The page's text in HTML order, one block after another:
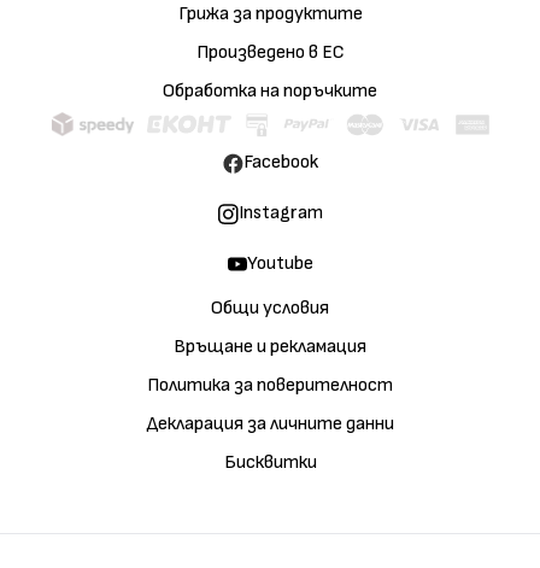
Грижа за продуктите
Произведено в ЕС
Обработка на поръчките
Общи условия
Връщане и рекламация
Политика за поверителност
Декларация за личните данни
Бисквитки
Facebook
Instagram
Youtube